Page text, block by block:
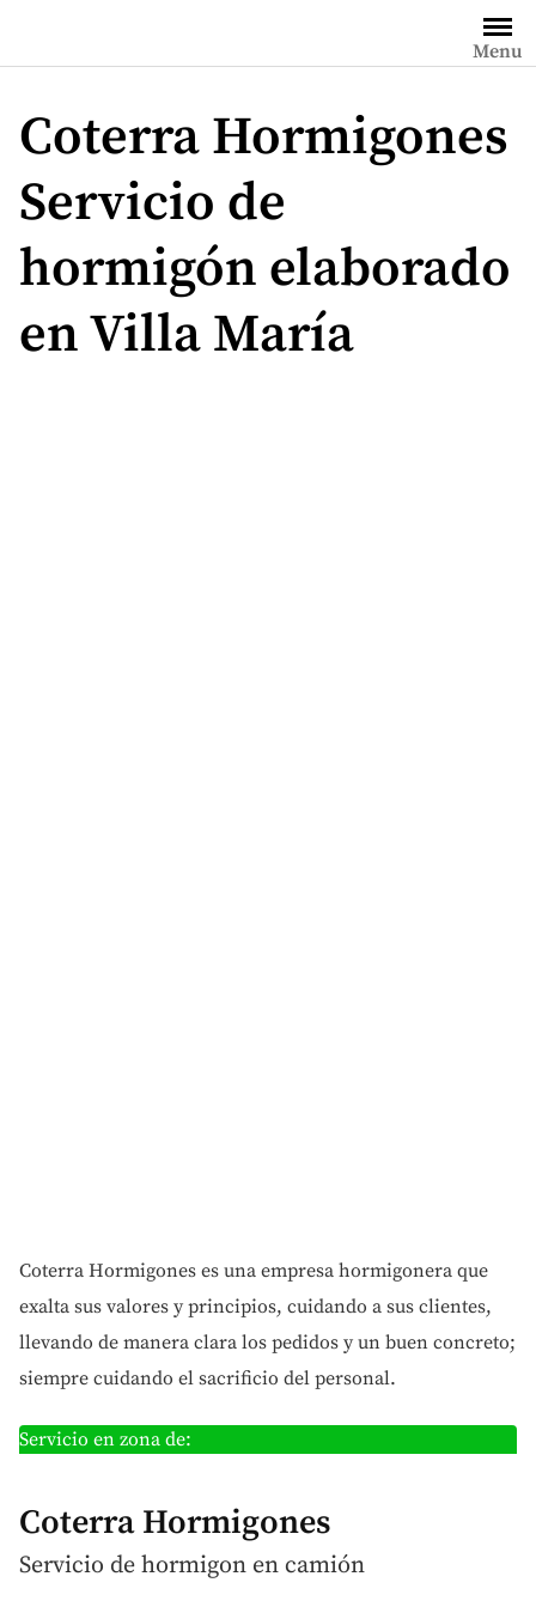
contenido
Menu
Coterra Hormigones
Servicio de
hormigón elaborado
en Villa María
Coterra Hormigones es una empresa hormigonera que
exalta sus valores y principios, cuidando a sus clientes,
llevando de manera clara los pedidos y un buen concreto;
siempre cuidando el sacrificio del personal.
Servicio en zona de:
Coterra Hormigones
Servicio de hormigon en camión